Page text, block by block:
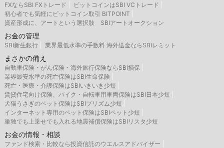
FXならSBI FXトレード
ビットコインはSBI VCトレード
初心者でも気軽にビットコイン取引 BITPOINT
資産形成に、アートという選択肢 SBIアートオークション
お金の管理
SBI新生銀行 業界最低水準の手数料 海外送金ならSBIレミット
まさかの備え
自動車保険・がん保険・海外旅行保険ならSBI損保
業界最安水準の死亡保険はSBI生命保険
死亡・医療・介護保険はSBIいきいき少短
賃貸住宅向け保険、バイク・自転車用車両保険はSBI日本少短
犬猫うさぎのペット保険はSBIプリズム少短
インターネット専用のペット保険はSBIペット少短
単独でも上乗せでも入れる地震補償保険はSBIリスタ少短
お金の情報・相談
ファンド検索・比較なら投資信託のウエルスアドバイザー